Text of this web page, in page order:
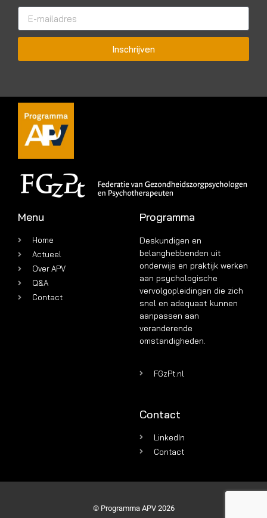
Inschrijven
Menu
Home
Actueel
Over APV
Q&A
Contact
Programma
Deskundigen en
belanghebbenden uit
onderwijs en praktijk werken
aan psychologische
vervolgopleidingen die zich
snel en adequaat kunnen
aanpassen aan
veranderende
omstandigheden.
FGzPt.nl
Contact
LinkedIn
Contact
© Programma APV 2026